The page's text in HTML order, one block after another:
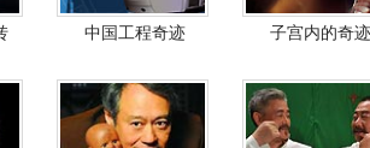
中国工程奇迹 子宫内的奇迹